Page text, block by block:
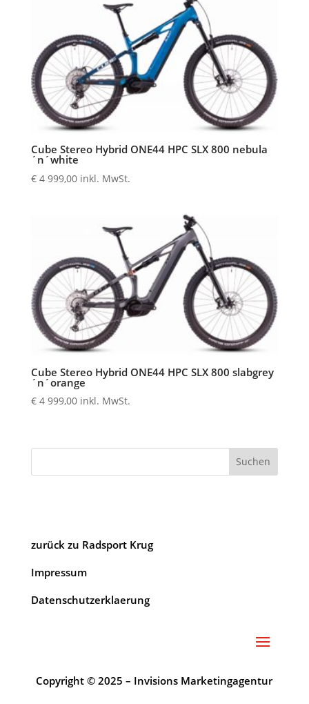
Cube Stereo Hybrid ONE44 HPC SLX 800 nebula
´n´white
€4 999,00 inkl. MwSt.
Cube Stereo Hybrid ONE44 HPC SLX 800 slabgrey
´n´orange
€4 999,00 inkl. MwSt.
Suchen
zurück zu Radsport Krug
Impressum
Datenschutzerklaerung
Copyright © 2025 – Invisions Marketingagentur